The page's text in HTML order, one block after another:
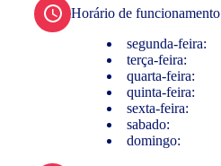
Horário de funcionamento
segunda-feira:
terça-feira:
quarta-feira:
quinta-feira:
sexta-feira:
sabado:
domingo: